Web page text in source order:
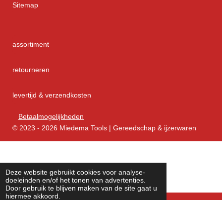
Deze website gebruikt cookies voor analyse-
doeleinden en/of het tonen van advertenties.
Door gebruik te blijven maken van de site gaat u
hiermee akkoord.
Sitemap
assortiment
retourneren
levertijd & verzendkosten
Betaalmogelijkheden
© 2023 - 2026 Miedema Tools | Gereedschap & ijzerwaren